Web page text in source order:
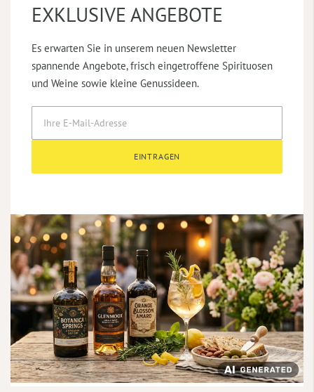
EXKLUSIVE ANGEBOTE
Es erwarten Sie in unserem neuen Newsletter
spannende Angebote, frisch eingetroffene Spirituosen
und Weine sowie kleine Genussideen.
EINTRAGEN